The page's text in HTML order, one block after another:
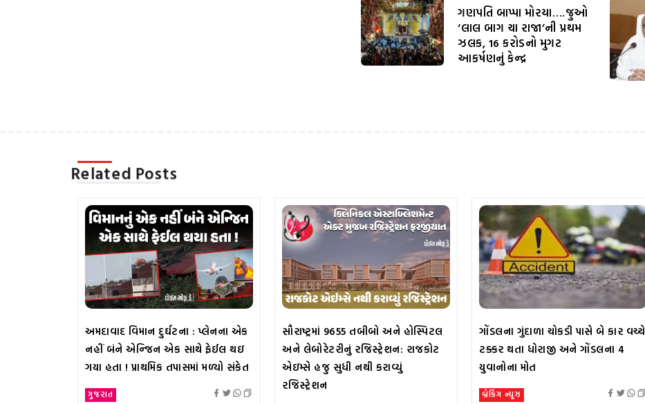
ગણપતિ બાપ્પા મોરયા….જુઓ
‘લાલ બાગ ચા રાજા’ની પ્રથમ
ઝલક, 16 કરોડનો મુગટ
આકર્ષણનું કેન્દ્ર
Related Posts
અમદાવાદ વિમાન દુર્ઘટના : પ્લેનના એક
નહીં બંને એન્જિન એક સાથે ફેઈલ થઇ
ગયા હતા ! પ્રાથમિક તપાસમાં મળ્યો સંકેત
ગુજરાત
સૌરાષ્ટ્રમાં 9655 તબીબો અને હોસ્પિટલ
અને લેબોરેટરીનું રજિસ્ટ્રેશન: રાજકોટ
એઇમ્સે હજુ સુધી નથી કરાવ્યું
રજિસ્ટ્રેશન
ગોંડલના ગુંદાળા ચોકડી પાસે બે કાર વચ્ચે
ટક્કર થતા ધોરાજી અને ગોંડલના 4
યુવાનોના મોત
બ્રેકિંગ ન્યૂઝ